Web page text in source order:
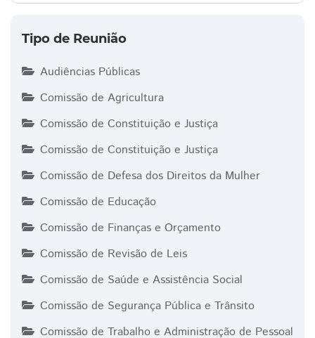
Tipo de Reunião
Audiências Públicas
Comissão de Agricultura
Comissão de Constituição e Justiça
Comissão de Constituição e Justiça
Comissão de Defesa dos Direitos da Mulher
Comissão de Educação
Comissão de Finanças e Orçamento
Comissão de Revisão de Leis
Comissão de Saúde e Assistência Social
Comissão de Segurança Pública e Trânsito
Comissão de Trabalho e Administração de Pessoal